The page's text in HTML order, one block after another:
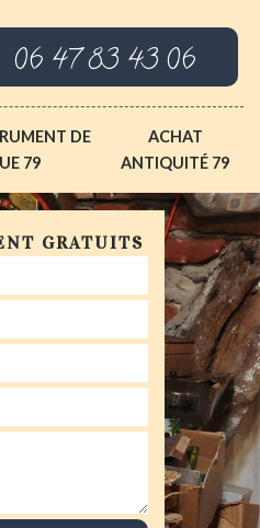
06 47 83 43 06
DE
79
ACHAT
ANTIQUITÉ 79
GRATUITS